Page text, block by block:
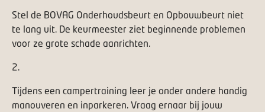
Stel de BOVAG Onderhoudsbeurt en Opbouwbeurt niet
te lang uit. De keurmeester ziet beginnende problemen
voor ze grote schade aanrichten.
2
Tijdens een campertraining leer je onder andere handig
manouveren en inparkeren. Vraag ernaar bij jouw